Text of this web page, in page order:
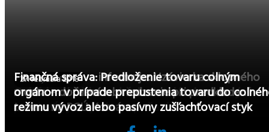
14. augusta 2018
Colníci na letisku zadržali cestujúceho, ktorý
previezť vysoký obnos peňazí
25. mája 2018
Finančná správa informuje: Uzávierka sklopného
mosta – dočasné obmedzenie pri predkladaní
tovaru na PCÚ Komárno
27. februára 2018
Finančná správa: Predloženie tovaru colným
orgánom v prípade prepustenia tovaru do
režimu vývoz alebo pasívny zušľachťovací styk